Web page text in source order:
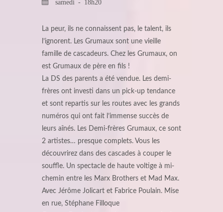
samedi - 18h20
La peur, ils ne connaissent pas, le talent, ils
l’ignorent. Les Grumaux sont une vieille
famille de cascadeurs. Chez les Grumaux, on
est Grumaux de père en fils !
La DS des parents a été vendue. Les demi-
frères ont investi dans un pick-up tendance
et sont repartis sur les routes avec les grands
numéros qui ont fait l’immense succès de
leurs aînés. Les Demi-frères Grumaux, ce sont
2 artistes… presque complets. Vous les
découvrirez dans des cascades à couper le
souffle. Un spectacle de haute voltige à mi-
chemin entre les Marx Brothers et Mad Max.
Avec Jérôme Jolicart et Fabrice Poulain. Mise
en rue, Stéphane Filloque